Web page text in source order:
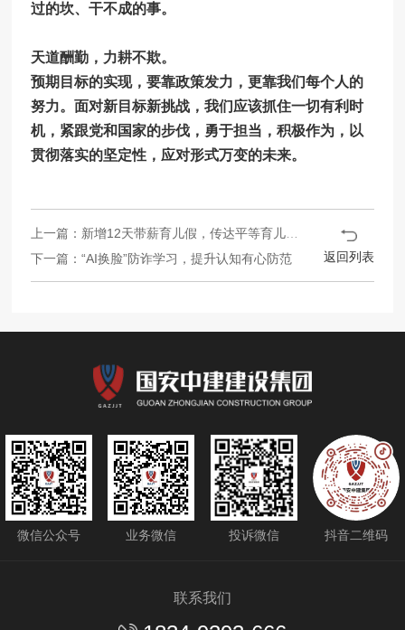
过的坎、干不成的事。
天道酬勤，力耕不欺。
预期目标的实现，要靠政策发力，更靠我们每个人的
努力。 面对新目标新挑战，我们应该抓住一切有利时
机，紧跟党和国家的步伐，勇于担当，积极作为，以
贯彻落实的坚定性，应对形式万变的未来。
下一篇：“AI换脸”防诈学习，提升认知有心防范
返回列表
微信公众号 业务微信 投诉微信 抖音二维码
联系我们